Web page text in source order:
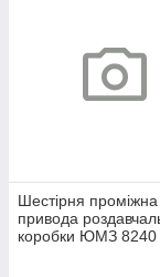
Шестірня проміжна
привода
коробки ЮМЗ 8240